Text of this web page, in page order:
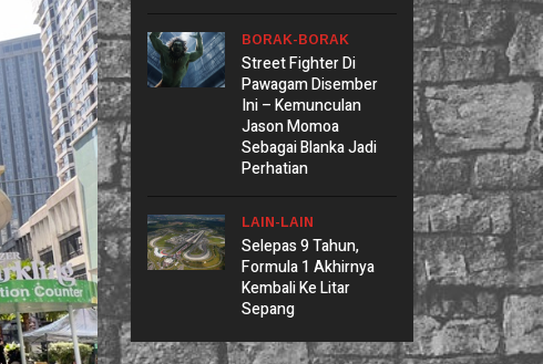
BORAK-BORAK
Street Fighter Di
Pawagam Disember
Ini – Kemunculan
Jason Momoa
Sebagai Blanka Jadi
Perhatian
LAIN-LAIN
Selepas 9 Tahun,
Formula 1 Akhirnya
Kembali Ke Litar
Sepang